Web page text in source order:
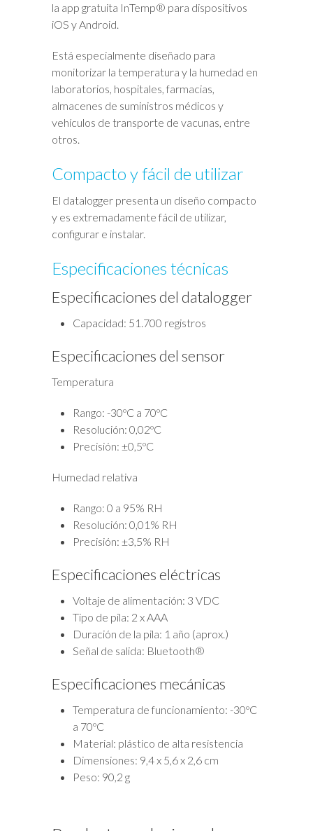
la app gratuita InTemp® para dispositivos
iOS y Android.
Está especialmente diseñado para
monitorizar la temperatura y la humedad en
laboratorios, hospitales, farmacias,
almacenes de suministros médicos y
vehículos de transporte de vacunas, entre
otros.
Compacto y fácil de utilizar
El datalogger presenta un diseño compacto
y es extremadamente fácil de utilizar,
configurar e instalar.
Especificaciones técnicas
Especificaciones del datalogger
Capacidad: 51.700 registros
Especificaciones del sensor
Temperatura
Rango: -30ºC a 70ºC
Resolución: 0,02ºC
Precisión: ±0,5ºC
Humedad relativa
Rango: 0 a 95% RH
Resolución: 0,01% RH
Precisión: ±3,5% RH
Especificaciones eléctricas
Voltaje de alimentación: 3 VDC
Tipo de pila: 2 x AAA
Duración de la pila: 1 año (aprox.)
Señal de salida: Bluetooth®
Especificaciones mecánicas
Temperatura de funcionamiento: -30ºC
a 70ºC
Material: plástico de alta resistencia
Dimensiones: 9,4 x 5,6 x 2,6 cm
Peso: 90,2 g